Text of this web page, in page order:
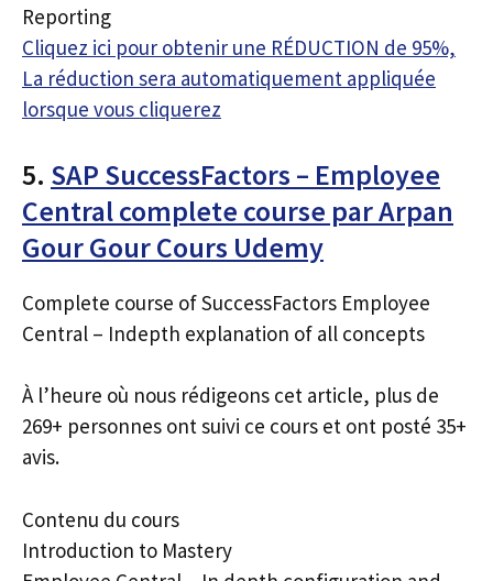
Reporting
Cliquez ici pour obtenir une RÉDUCTION de 95%,
La réduction sera automatiquement appliquée
lorsque vous cliquerez
5. SAP SuccessFactors – Employee
Central complete course par Arpan
Gour Gour Cours Udemy
Complete course of SuccessFactors Employee
Central – Indepth explanation of all concepts
À l’heure où nous rédigeons cet article, plus de
269+ personnes ont suivi ce cours et ont posté 35+
avis.
Contenu du cours
Introduction to Mastery